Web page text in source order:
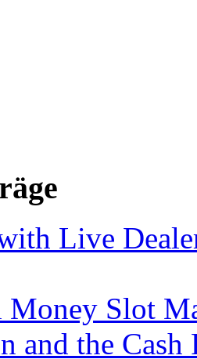
Live
Money Slot
and the Cash